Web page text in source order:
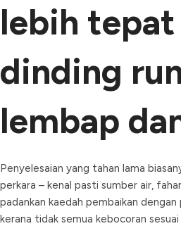
lebih
dinding
lembap
Penyelesaian yang tahan lama
perkara – kenal pasti sumber air,
padankan kaedah pembaikan
kerana tidak semua kebocoran